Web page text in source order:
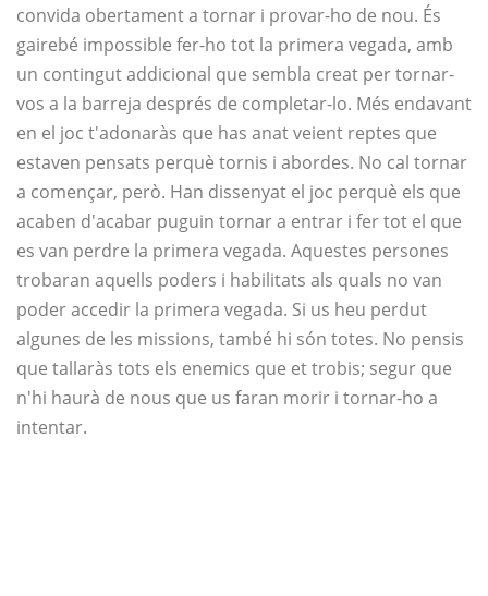
convida obertament a tornar i provar-ho de nou. És
gairebé impossible fer-ho tot la primera vegada, amb
un contingut addicional que sembla creat per tornar-
vos a la barreja després de completar-lo. Més endavant
en el joc t'adonaràs que has anat veient reptes que
estaven pensats perquè tornis i abordes. No cal tornar
a començar, però. Han dissenyat el joc perquè els que
acaben d'acabar puguin tornar a entrar i fer tot el que
es van perdre la primera vegada. Aquestes persones
trobaran aquells poders i habilitats als quals no van
poder accedir la primera vegada. Si us heu perdut
algunes de les missions, també hi són totes. No pensis
que tallaràs tots els enemics que et trobis; segur que
n'hi haurà de nous que us faran morir i tornar-ho a
intentar.